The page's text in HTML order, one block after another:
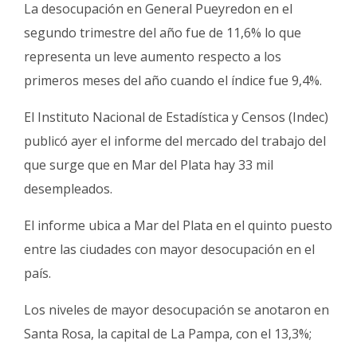
Fúnebres
La desocupación en General Pueyredon en el
segundo trimestre del año fue de 11,6% lo que
representa un leve aumento respecto a los
primeros meses del año cuando el índice fue 9,4%.
El Instituto Nacional de Estadística y Censos (Indec)
publicó ayer el informe del mercado del trabajo del
que surge que en Mar del Plata hay 33 mil
desempleados.
El informe ubica a Mar del Plata en el quinto puesto
entre las ciudades con mayor desocupación en el
país.
Los niveles de mayor desocupación se anotaron en
Santa Rosa, la capital de La Pampa, con el 13,3%;